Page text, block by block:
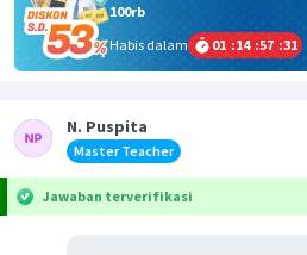
100rb
Habis dalam
01 :14 :57 :31
N. Puspita
Master Teacher
Jawaban terverifikasi